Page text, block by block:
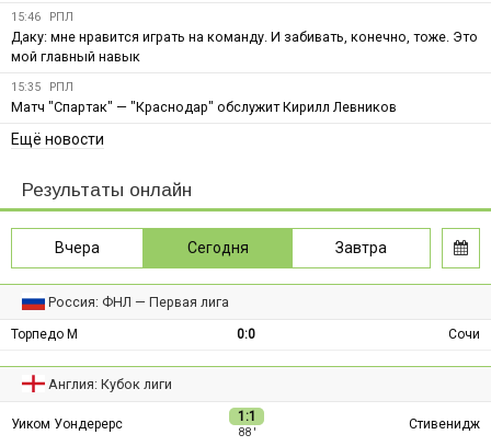
15:46 РПЛ
Даку: мне нравится играть на команду. И забивать, конечно, тоже. Это
мой главный навык
15:35 РПЛ
Матч "Спартак" — "Краснодар" обслужит Кирилл Левников
Ещё новости
Результаты онлайн
Вчера Сегодня Завтра
Россия: ФНЛ — Первая лига
Торпедо М 0:0 Сочи
Англия: Кубок лиги
Уиком Уондерерс 1:1
88 ′
Стивенидж